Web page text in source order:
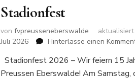
Stadionfest
vonfvpreusseneberswalde aktualisiert
Juli 2026
Hinterlasse einen
Stadionfest 2026 – Wir feiern 15
Preussen Eberswalde! Am Samstag,